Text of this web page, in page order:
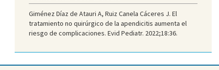
Giménez Díaz de Atauri A, Ruiz Canela Cáceres J. El
tratamiento no quirúrgico de la apendicitis aumenta el
riesgo de complicaciones. Evid Pediatr. 2022;18:36.